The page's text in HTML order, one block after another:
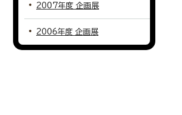
2007年度 企画展
2006年度 企画展